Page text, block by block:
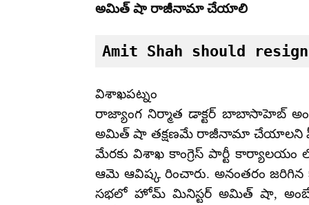
అమిత్ షా రాజీనామా చేయాలి
Amit Shah should resign
విశాఖపట్నం
రాజ్యాంగ నిర్మాత డాక్టర్ బాబాసాహెబ్
అమిత్ షా తక్షణమే రాజీనామా చేయాలని
మేరకు విశాఖ కాంగ్రెస్ పార్టీ
ఆమె ఆవిష్క రించారు. అనంతరం
సభలో హోమ్ మినిస్టర్ అమిత్ షా,